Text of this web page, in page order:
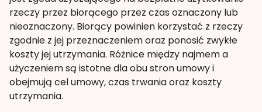
rzeczy przez biorącego przez czas oznaczony lub
nieoznaczony. Biorący powinien korzystać z rzeczy
zgodnie z jej przeznaczeniem oraz ponosić zwykłe
koszty jej utrzymania. Różnice między najmem a
użyczeniem są istotne dla obu stron umowy i
obejmują cel umowy, czas trwania oraz koszty
utrzymania.